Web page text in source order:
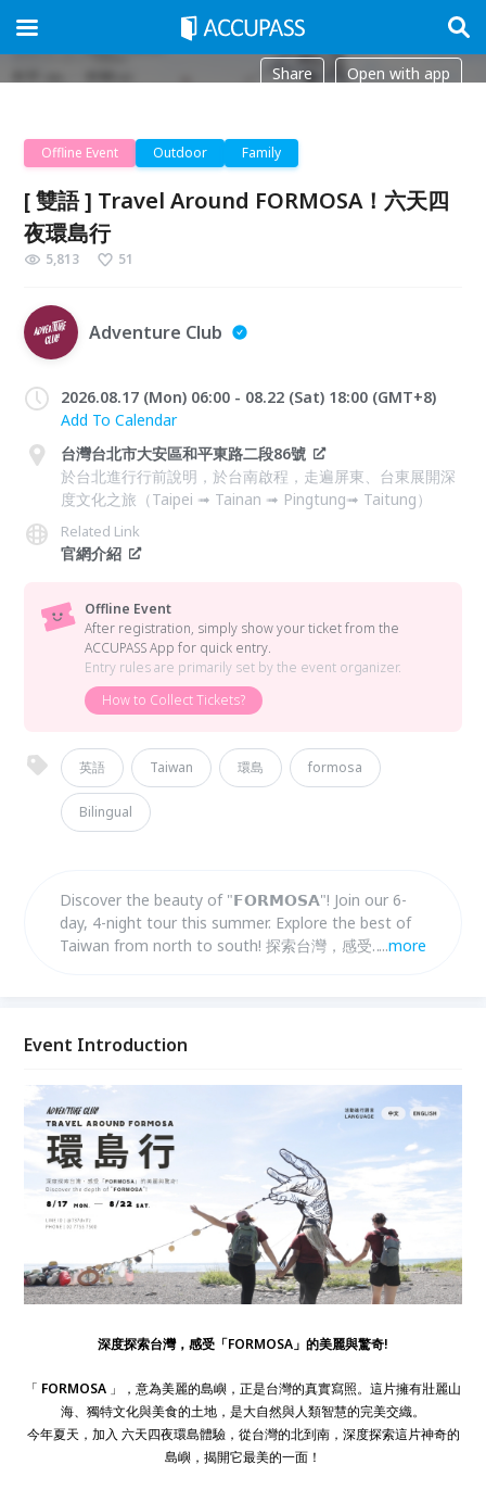
Share Open with app
Offline Event Outdoor Family
[ 雙語 ] Travel Around FORMOSA！六天四
夜環島行
5,813 51
Adventure Club
2026.08.17 (Mon) 06:00 - 08.22 (Sat) 18:00 (GMT+8)
Add To Calendar
台灣台北市大安區和平東路二段86號
於台北進行行前說明，於台南啟程，走遍屏東、台東展開深
度文化之旅（Taipei ➟ Tainan ➟ Pingtung➟ Taitung）
Related Link
官網介紹
Offline Event
After registration, simply show your ticket from the
ACCUPASS App for quick entry.
Entry rules are primarily set by the event organizer.
How to Collect Tickets?
英語 Taiwan 環島 formosa
Bilingual
Discover the beauty of "𝗙𝗢𝗥𝗠𝗢𝗦𝗔"! Join our 6-
day, 4-night tour this summer. Explore the best of
Taiwan from north to south! 探索台灣，感受
...more
Event Introduction
深度探索台灣，感受「FORMOSA」的美麗與驚奇!
「 FORMOSA 」，意為美麗的島嶼，正是台灣的真實寫照。這片擁有壯麗山
海、獨特文化與美食的土地，是大自然與人類智慧的完美交織。
今年夏天，加入 六天四夜環島體驗，從台灣的北到南，深度探索這片神奇的
島嶼，揭開它最美的一面！